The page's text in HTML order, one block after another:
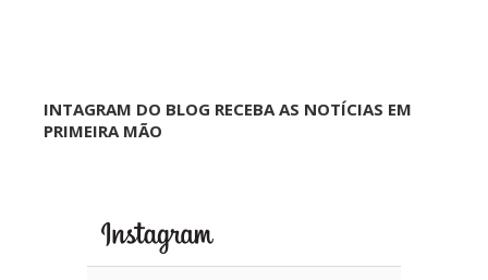
INTAGRAM DO BLOG RECEBA AS NOTÍCIAS EM
PRIMEIRA MÃO